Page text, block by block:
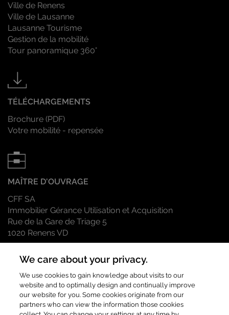
Ville de Renens
Ville de Lausanne
Lausanne Tourisme
Gestion de la mobilité
Tour panoramique 360°
TÉLÉCHARGEMENTS
Brochure (PDF)
Votre mobilité - repensée
MAÎTRE D'OUVRAGE
CFF SA
Immobilier Gérance Utilisation et Acquisition
Rue de la Gare de Triage 5
1020 Renens VD
COMMERCIALISATION DES SURFACES DE BUREAUX
Kathya Voeffray
+41 79 751 74 78
Contactez nous
We care about your privacy.
We use cookies to gain knowledge about visits to our
website and to optimally design and continually improve
our website for you. Some cookies originate from our
partners who can view the information those cookies